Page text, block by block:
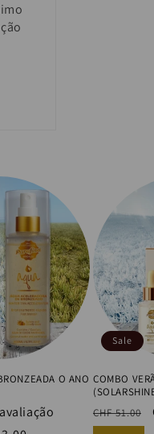
O ANO
Sale
COMBO
Regular
CHF 51.00